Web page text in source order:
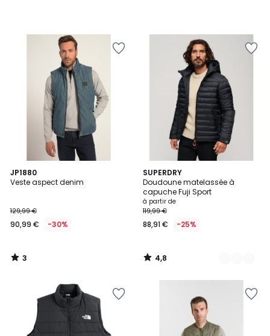
JP1880
Veste aspect denim
129,99 €
90,99 € -30%
3
/
3
/
SUPERDRY
Doudoune matelassée à
capuche Fuji Sport
à partir de
119,99 €
88,91 € -25%
4,8
/ 5
3
Couleurs
4,8
/